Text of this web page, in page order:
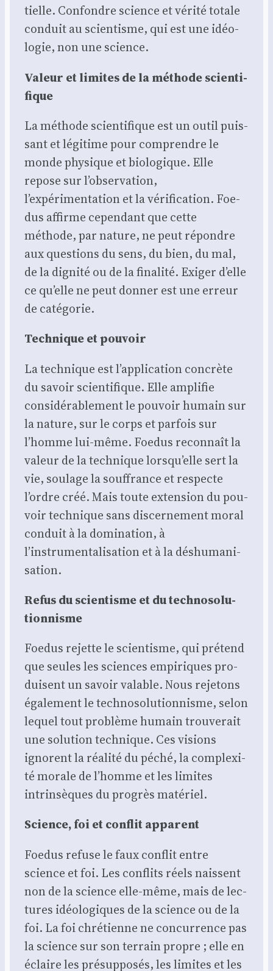
tielle. Confondre science et véri­té totale
conduit au scien­tisme, qui est une idéo­
lo­gie, non une science.
Valeur et limites de la méthode scien­ti­
fique
La méthode scien­ti­fique est un outil puis­
sant et légi­time pour com­prendre le
monde phy­sique et bio­lo­gique. Elle
repose sur l’observation,
l’expérimentation et la véri­fi­ca­tion. Foe­
dus affirme cepen­dant que cette
méthode, par nature, ne peut répondre
aux ques­tions du sens, du bien, du mal,
de la digni­té ou de la fina­li­té. Exi­ger d’elle
ce qu’elle ne peut don­ner est une erreur
de caté­go­rie.
Tech­nique et pou­voir
La tech­nique est l’application concrète
du savoir scien­ti­fique. Elle ampli­fie
consi­dé­ra­ble­ment le pou­voir humain sur
la nature, sur le corps et par­fois sur
l’homme lui-même. Foe­dus recon­naît la
valeur de la tech­nique lorsqu’elle sert la
vie, sou­lage la souf­france et res­pecte
l’ordre créé. Mais toute exten­sion du pou­
voir tech­nique sans dis­cer­ne­ment moral
conduit à la domi­na­tion, à
l’instrumentalisation et à la déshu­ma­ni­
sa­tion.
Refus du scien­tisme et du tech­no­so­lu­
tion­nisme
Foe­dus rejette le scien­tisme, qui pré­tend
que seules les sciences empi­riques pro­
duisent un savoir valable. Nous reje­tons
éga­le­ment le tech­no­so­lu­tion­nisme, selon
lequel tout pro­blème humain trou­ve­rait
une solu­tion tech­nique. Ces visions
ignorent la réa­li­té du péché, la com­plexi­
té morale de l’homme et les limites
intrin­sèques du pro­grès maté­riel.
Science, foi et conflit appa­rent
Foe­dus refuse le faux conflit entre
science et foi. Les conflits réels naissent
non de la science elle-même, mais de lec­
tures idéo­lo­giques de la science ou de la
foi. La foi chré­tienne ne concur­rence pas
la science sur son ter­rain propre ; elle en
éclaire les pré­sup­po­sés, les limites et les